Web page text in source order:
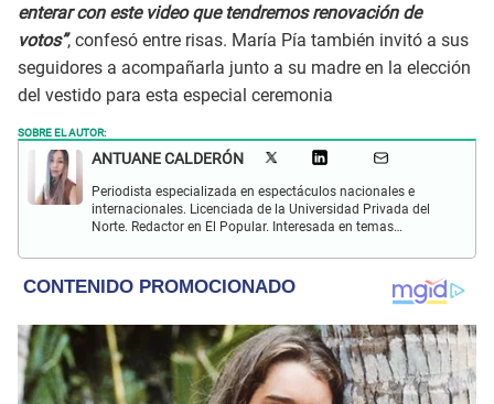
enterar con este video que tendremos renovación de
votos”, confesó entre risas. María Pía también invitó a sus
seguidores a acompañarla junto a su madre en la elección
del vestido para esta especial ceremonia
SOBRE EL AUTOR:
ANTUANE CALDERÓN
Periodista especializada en espectáculos nacionales e
internacionales. Licenciada de la Universidad Privada del
Norte. Redactor en El Popular. Interesada en temas
y televisión.